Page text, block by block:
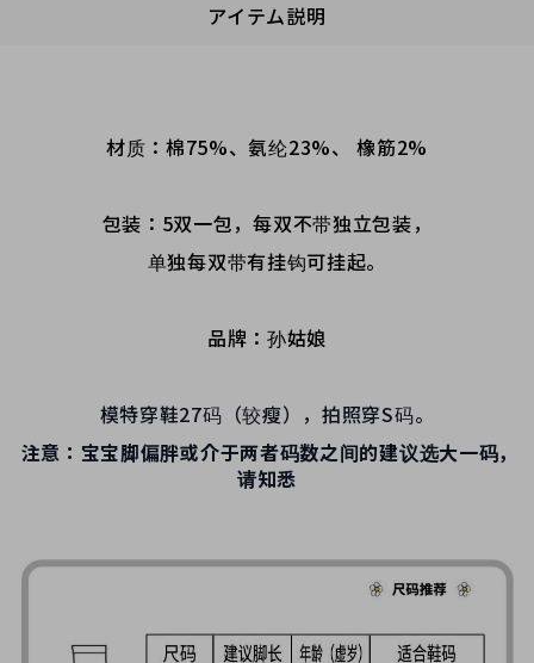
アイテム説明
材质：棉75%、氨纶23%、 橡筋2%
包装：5双一包，每双不带独立包装，
单独每双带有挂钩可挂起。
品牌：孙姑娘
模特穿鞋27码（较瘦），拍照穿S码。
注意：宝宝脚偏胖或介于两者码数之间的建议选大一码，
请知悉